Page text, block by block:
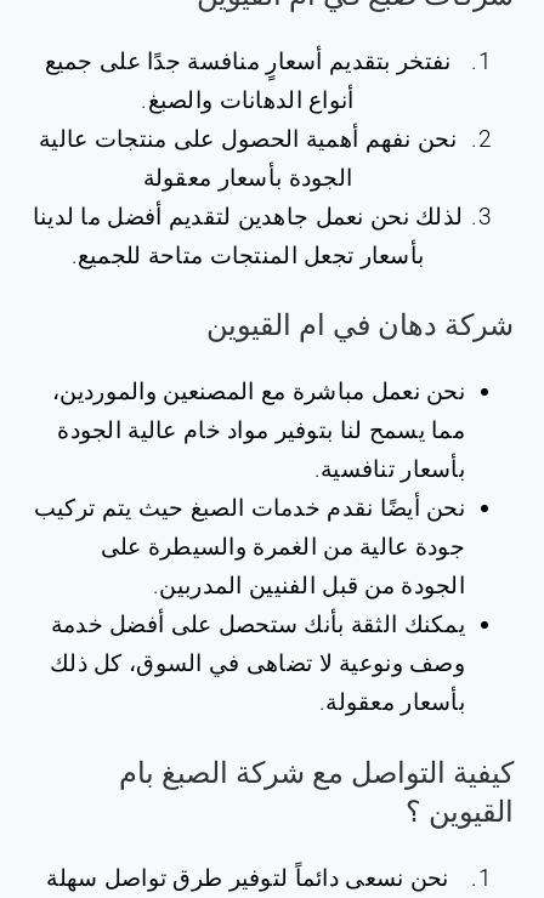
نفتخر بتقديم أسعارٍ منافسة جدًا على جميع
أنواع الدهانات والصبغ.
نحن نفهم أهمية الحصول على منتجات عالية
الجودة بأسعار معقولة
لذلك نحن نعمل جاهدين لتقديم أفضل ما لدينا
بأسعار تجعل المنتجات متاحة للجميع.
‏شركة دهان في ام القيوين
نحن نعمل مباشرة مع المصنعين والموردين،
مما يسمح لنا بتوفير مواد خام عالية الجودة
بأسعار تنافسية.
نحن أيضًا نقدم خدمات الصبغ حيث يتم تركيب
جودة عالية من الغمرة والسيطرة على
الجودة من قبل الفنيين المدربين.
يمكنك الثقة بأنك ستحصل على أفضل خدمة
وصف ونوعية لا تضاهى في السوق، كل ذلك
بأسعار معقولة.
كيفية التواصل مع شركة الصبغ بام
القيوين ؟
نحن نسعى دائماً لتوفير طرق تواصل سهلة